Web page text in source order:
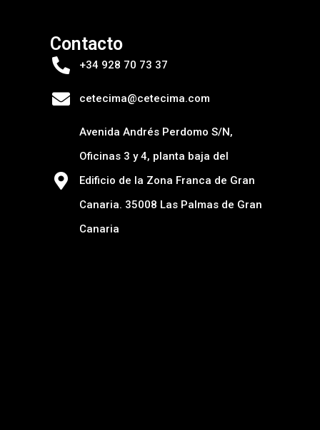
Contacto
+34 928 70 73 37
cetecima@cetecima.com
Avenida Andrés Perdomo S/N,
Oficinas 3 y 4, planta baja del
Edificio de la Zona Franca de Gran
Canaria. 35008 Las Palmas de Gran
Canaria